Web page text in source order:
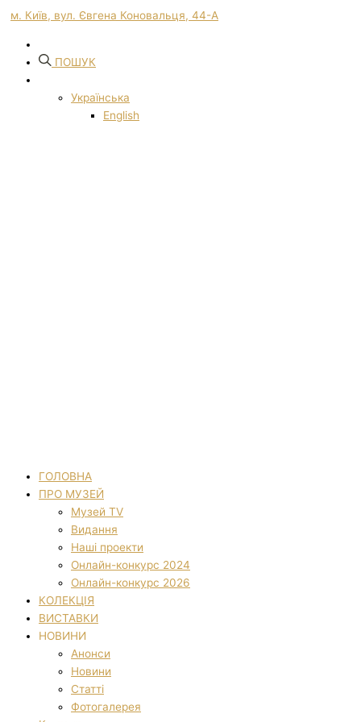
м. Київ, вул. Євгена Коновальця, 44-А
ПОШУК
Українська
English
ГОЛОВНА
ПРО МУЗЕЙ
Музей TV
Видання
Наші проекти
Онлайн-конкурс 2024
Онлайн-конкурс 2026
КОЛЕКЦІЯ
ВИСТАВКИ
НОВИНИ
Анонси
Новини
Статті
Фотогалерея